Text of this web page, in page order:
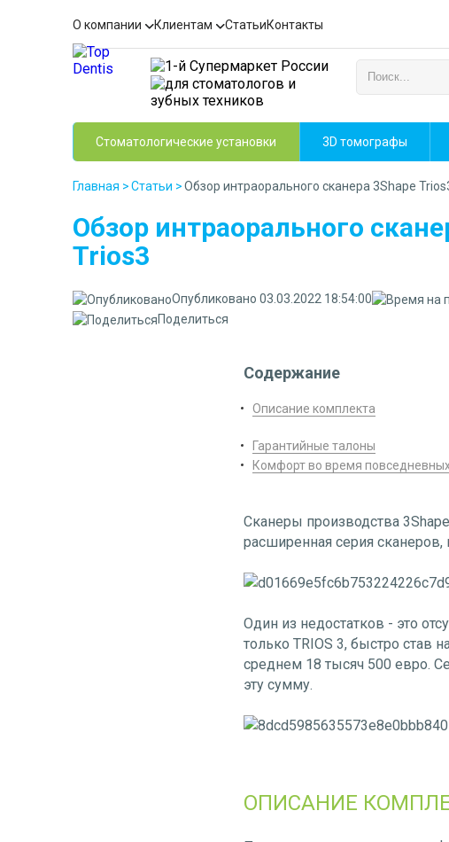
О компании Клиентам СтатьиКонтакты
Стоматологические установки 3D томографы
Главная >Статьи >Обзор интраорального сканера 3Shape
Обзор интраорального
Trios3
Опубликовано 03.03.2022 18:54:00
Поделиться
Содержание
Описание комплекта
Гарантийные талоны
Комфорт во время
Сканеры производства
расширенная серия
Один из недостатков - это
только TRIOS 3, быстро став
среднем 18 тысяч 500 евро.
эту сумму.
ОПИСАНИЕ